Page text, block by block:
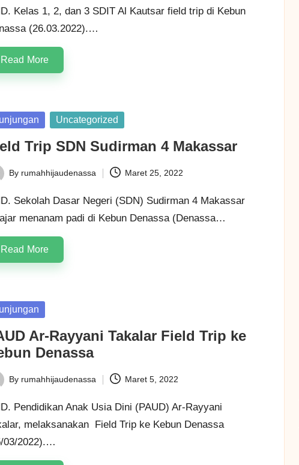
Kelas 1, 2, dan 3 SDIT Al Kautsar field trip di Kebun
(26.03.2022).…
Read More
Uncategorized
Trip SDN Sudirman 4 Makassar
By rumahhijaudenassa Maret 25, 2022
Sekolah Dasar Negeri (SDN) Sudirman 4 Makassar
menanam padi di Kebun Denassa (Denassa…
Read More
Ar-Rayyani Takalar Field Trip ke
Denassa
By rumahhijaudenassa Maret 5, 2022
Pendidikan Anak Usia Dini (PAUD) Ar-Rayyani
melaksanakan Field Trip ke Kebun Denassa
03/2022).…